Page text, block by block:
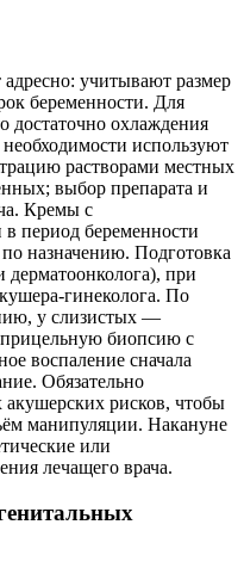
учитывают размер
беременности. Для
достаточно охлаждения
используют
растворами местных
выбор препарата и
Кремы с
период беременности
назначению. Подготовка
дерматоонколога), при
гинеколога. По
у слизистых —
биопсию с
воспаление сначала
Обязательно
акушерских рисков, чтобы
манипуляции. Накануне
или
лечащего врача.